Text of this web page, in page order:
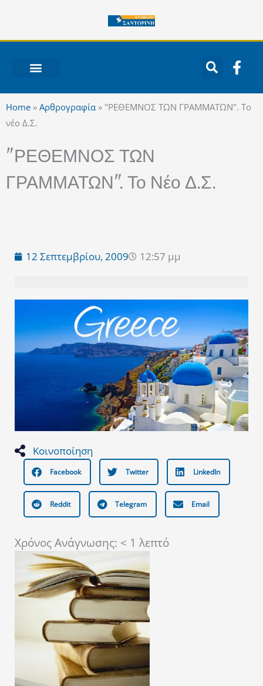
περιεχόμενο
F
a
e
b
Home » Αρθρογραφία » "ΡΕΘΕΜΝΟΣ ΤΩΝ ΓΡΑΜΜΑΤΩΝ". Το
νέο Δ.Σ.
"ΡΕΘΕΜΝΟΣ ΤΩΝ
ΓΡΑΜΜΑΤΩΝ". Το Νέο Δ.Σ.
12 Σεπτεμβρίου, 2009 12:57 μμ
Κοινοποίηση
Facebook Twitter LinkedIn
Reddit Telegram Email
Χρόνος Ανάγνωσης: < 1 λεπτό